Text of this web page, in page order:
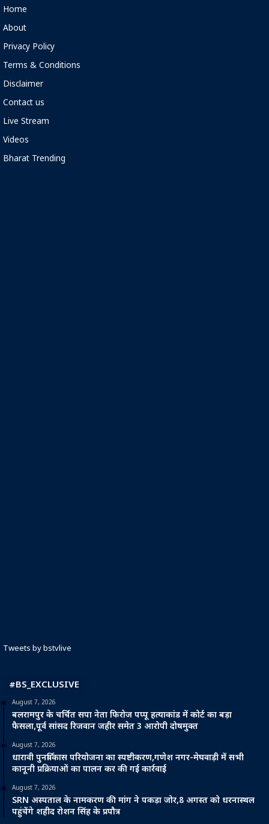
Home
About
Privacy Policy
Terms & Conditions
Disclaimer
Contact us
Live Stream
Videos
Bharat Trending
Tweets by bstvlive
#BS_EXCLUSIVE
August 7, 2026
बलरामपुर के चर्चित सपा नेता फिरोज पप्पू हत्याकांड में कोर्ट का बड़ा
फैसला,पूर्व सांसद रिजवान जहीर समेत 3 आरोपी दोषमुक्त
August 7, 2026
धारावी पुनर्विकास परियोजना का स्पष्टीकरण,गणेश नगर-मेघवाड़ी में सभी
कानूनी प्रक्रियाओं का पालन कर की गई कार्रवाई
August 7, 2026
SRN अस्पताल के नामकरण की मांग ने पकड़ा जोर,8 अगस्त को धरनास्थल
पहुंचेंगे शहीद रोशन सिंह के प्रपौत्र